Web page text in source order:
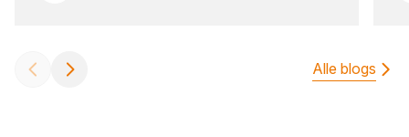
Alle blogs